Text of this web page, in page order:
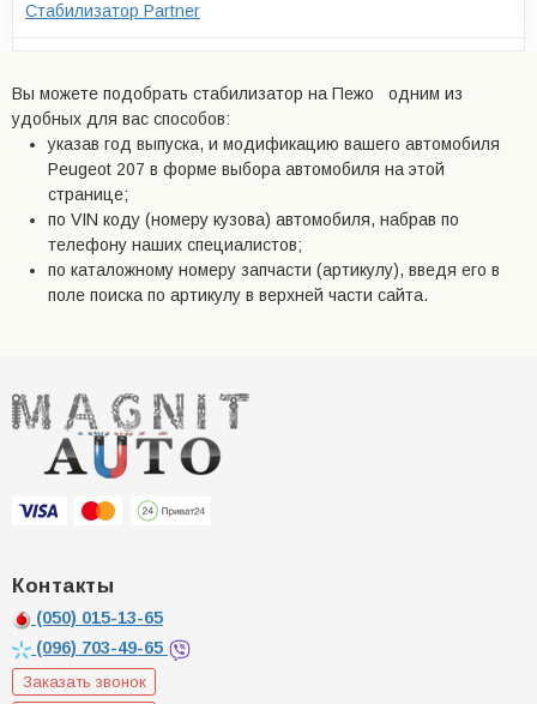
Стабилизатор Partner
Вы можете подобрать стабилизатор на Пежо одним из
удобных для вас способов:
указав год выпуска, и модификацию вашего автомобиля
Peugeot 207 в форме выбора автомобиля на этой
странице;
по VIN коду (номеру кузова) автомобиля, набрав по
телефону наших специалистов;
по каталожному номеру запчасти (артикулу), введя его в
поле поиска по артикулу в верхней части сайта.
Контакты
(050) 015-13-65
(096) 703-49-65
Заказать звонок